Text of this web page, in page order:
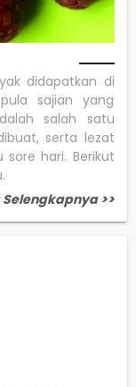
didapatkan di
sajian yang
salah satu
serta lezat
hari. Berikut
Selengkapnya >>